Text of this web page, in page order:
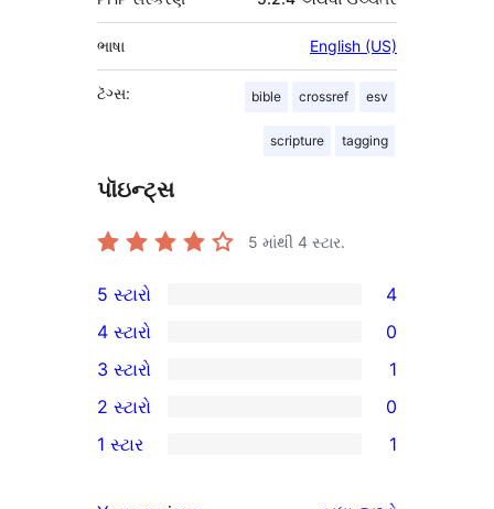
ભાષા English (US)
ટૅગ્સ: bible crossref esv
scripture tagging
પૉઇન્ટ્સ
5 માંથી 4 સ્ટાર.
4
5-
સ્ટાર
સમીક્ષાઓ
5 સ્ટારો 4
4-
સ્ટાર
સમીક્ષાઓ
4 સ્ટારો 0
1
3-
સ્ટાર
3 સ્ટારો 1
2-
2 સ્ટારો 0
1 સ્ટાર 1